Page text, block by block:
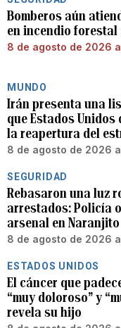
Bomberos aún
en incendio forestal
8 de agosto de 2026
MUNDO
Irán presenta una
que Estados
la reapertura del
8 de agosto de 2026
SEGURIDAD
Rebasaron una luz
arrestados: Policía
arsenal en Naranjito
8 de agosto de 2026
ESTADOS UNIDOS
El cáncer que
“muy doloroso” y
revela su hijo